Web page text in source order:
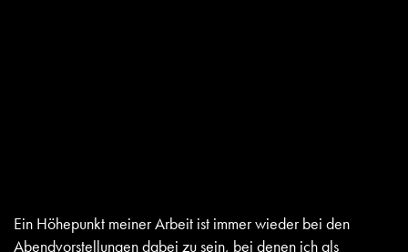
Ein Höhepunkt meiner Arbeit ist immer wieder bei den
Abendvorstellungen dabei zu sein, bei denen ich als